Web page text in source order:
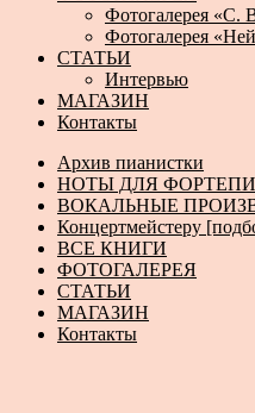
Фотогалерея «С.
Фотогалерея
СТАТЬИ
Интервью
МАГАЗИН
Контакты
Архив пианистки
НОТЫ ДЛЯ
ВОКАЛЬНЫЕ
Концертмейстеру
ВСЕ КНИГИ
ФОТОГАЛЕРЕЯ
СТАТЬИ
МАГАЗИН
Контакты